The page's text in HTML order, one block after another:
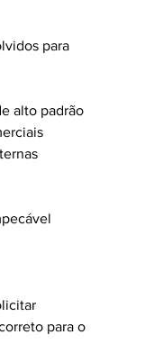
para
alto padrão
para o